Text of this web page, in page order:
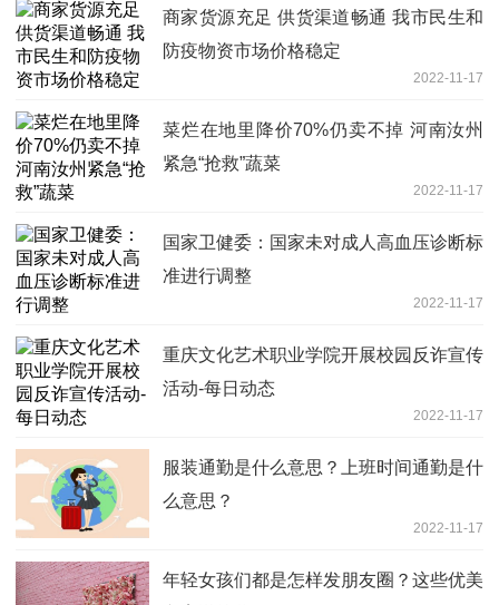
商家货源充足 供货渠道畅通 我市民生和
防疫物资市场价格稳定
2022-11-17
菜烂在地里降价70%仍卖不掉 河南汝州
紧急“抢救”蔬菜
2022-11-17
国家卫健委：国家未对成人高血压诊断标
准进行调整
2022-11-17
重庆文化艺术职业学院开展校园反诈宣传
活动-每日动态
2022-11-17
服装通勤是什么意思？上班时间通勤是什
么意思？
2022-11-17
年轻女孩们都是怎样发朋友圈？这些优美